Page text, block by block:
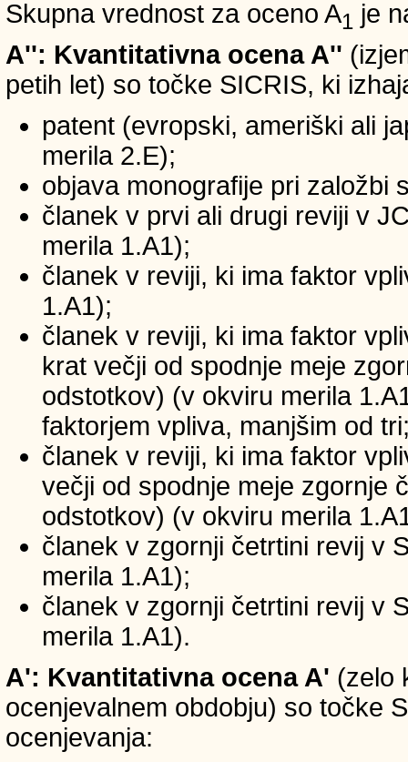
Skupna vrednost za oceno A1 je
A'': Kvantitativna ocena A''
petih let) so točke SICRIS, ki
patent (evropski, ameriški ali
merila 2.E);
objava monografije pri založbi
članek v prvi ali drugi reviji v
merila 1.A1);
članek v reviji, ki ima faktor
1.A1);
članek v reviji, ki ima faktor
krat večji od spodnje meje
odstotkov) (v okviru merila
faktorjem vpliva, manjšim od
članek v reviji, ki ima faktor
večji od spodnje meje zgornje
odstotkov) (v okviru merila
članek v zgornji četrtini revij v
merila 1.A1);
članek v zgornji četrtini revij v
merila 1.A1).
A': Kvantitativna ocena A' (zelo
ocenjevalnem obdobju) so točke
ocenjevanja: